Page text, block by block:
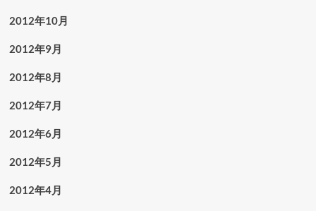
2012年10月
2012年9月
2012年8月
2012年7月
2012年6月
2012年5月
2012年4月